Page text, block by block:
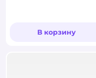
В корзину